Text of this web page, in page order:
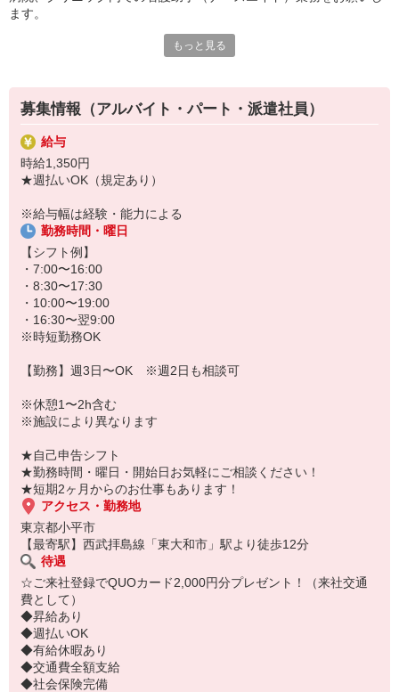
人への思いやり、優しい気持ちを大切に働きたい方に
ぜひチャレンジしていただきたいお仕事です。
ベッドメイクや病室清掃などの入院環境の整備をお任せ。
患者さんの身の回りのお世話をすることが多いため、
元気に退院された時などに「ありがとう」と感謝の言葉をいただ
くことも。
そんな時は特にやりがいを感じられます。
勤務場所やワークスタイル、環境など・・・
遠慮なく希望を聞かせてください◎
あなたがイキイキと活躍できる場をご紹介します！
ます。
・医療器具の洗浄や消毒
・シーツ交換やベッドメイキング
・伝票や診療材料等の補充、整理
・診療補助
・メッセンジャー業務
など
★無資格・未経験OK！未経験から医療業界デビューできちゃいます
★病院、クリニック内は冷暖房完備！いつでも快適にお仕事できま
すよ！
あなたのスキルに合わせて少しずつお仕事をお願いしていきます。
20代・30代・40代・50代・60代、
中！
「近くの病院で働きたい」
「資格はないけど医療業界のお仕事に興味がある」
「すぐに働けるところはないかな…」
そんな方もぜひ！お気軽にご連絡ください♪
もっと見る
募集情報（アルバイト・パート・派遣社員）
給与
時給1,350円
★週払いOK（規定あり）
※給与幅は経験・能力による
勤務時間・曜日
【シフト例】
・7:00〜16:00
・8:30〜17:30
・10:00〜19:00
・16:30〜翌9:00
※時短勤務OK
【勤務】週3日〜OK ※週2日も相談可
※休憩1〜2h含む
※施設により異なります
★自己申告シフト
★勤務時間・曜日・開始日お気軽にご相談ください！
★短期2ヶ月からのお仕事もあります！
アクセス・勤務地
東京都小平市
【最寄駅】西武拝島線「東大和市」駅より徒歩12分
待遇
☆ご来社登録でQUOカード2,000円分プレゼント！（来社交通
費として）
◆昇給あり
◆週払いOK
◆有給休暇あり
◆交通費全額支給
◆社会保険完備